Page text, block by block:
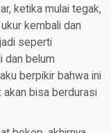
ketika mulai tegak,
kembali dan
seperti
dan belum
berpikir bahwa ini
akan bisa berdurasi